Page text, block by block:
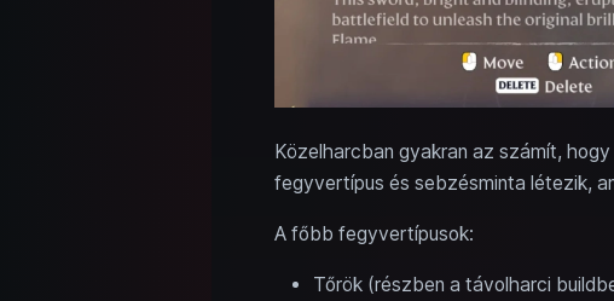
Közelharcban gyakran az számít,
fegyvertípus és sebzésminta létezik,
A főbb fegyvertípusok:
Tőrök (részben a távolharci